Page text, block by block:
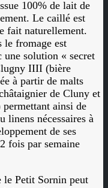
100% de lait de
Le caillé est
fait naturellement.
le fromage est
une solution « secret
IIII (bière
à partir de malts
de Cluny et
permettant ainsi de
linens nécessaires à
de ses
fois par semaine
le Petit Sornin peut